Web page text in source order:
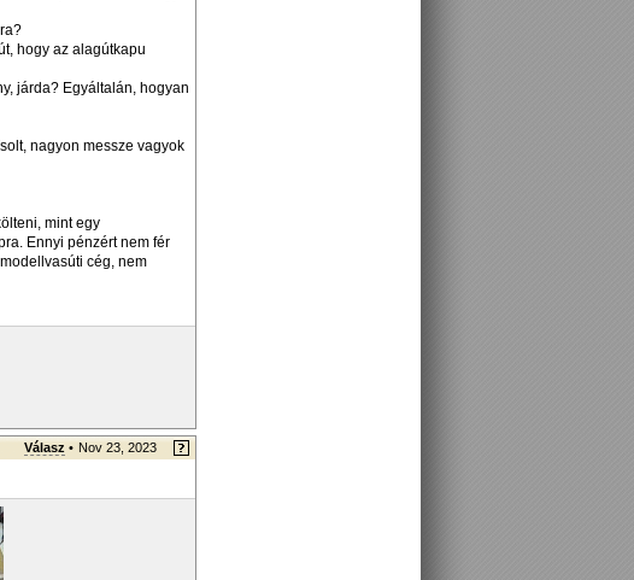
hogy az alagútkapu
járda? Egyáltalán, hogyan
nagyon messze vagyok
mint egy
Ennyi pénzért nem fér
cég, nem
Válasz • Nov 23, 2023